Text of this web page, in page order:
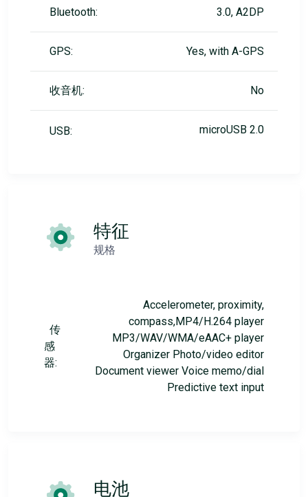
Bluetooth: 3.0, A2DP
GPS: Yes, with A-GPS
收音机: No
USB: microUSB 2.0
特征
规格
传
感
器:
Accelerometer, proximity,
compass,MP4/H.264 player
MP3/WAV/WMA/eAAC+ player
Organizer Photo/video editor
Document viewer Voice memo/dial
Predictive text input
电池